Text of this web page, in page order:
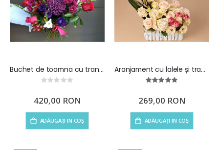
Buchet de toamna cu trandafiri rosii
Rating:
420,00 RON
ADĂUGAȚI IN COȘ
Aranjament cu lalele și trandafiri Pastel Dream
Rating:
269,00 RON
ADĂUGAȚI IN COȘ